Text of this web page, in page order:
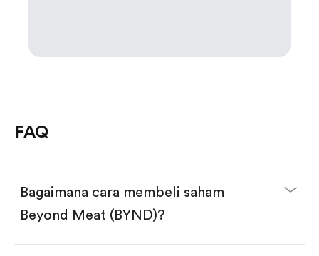
FAQ
Bagaimana cara membeli saham
Beyond Meat (BYND)?